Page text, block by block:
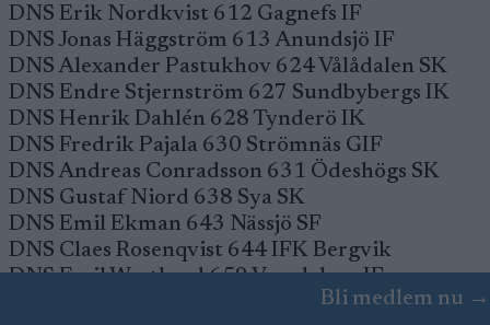
Bli medlem nu →
DNS Erik Nordkvist 612 Gagnefs IF
DNS Jonas Häggström 613 Anundsjö IF
DNS Alexander Pastukhov 624 Vålådalen SK
DNS Endre Stjernström 627 Sundbybergs IK
DNS Henrik Dahlén 628 Tynderö IK
DNS Fredrik Pajala 630 Strömnäs GIF
DNS Andreas Conradsson 631 Ödeshögs SK
DNS Gustaf Niord 638 Sya SK
DNS Emil Ekman 643 Nässjö SF
DNS Claes Rosenqvist 644 IFK Bergvik
DNS Emil Westlund 659 Vemdalens IF
DNS Richard Burland 660 Bergeforsens SK